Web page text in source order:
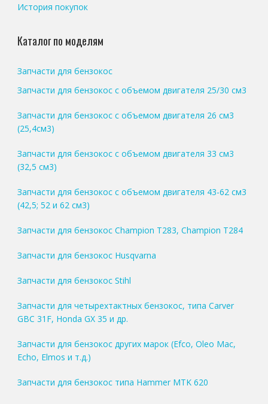
История покупок
Каталог по моделям
Запчасти для бензокос
Запчасти для бензокос с объемом двигателя 25/30 см3
Запчасти для бензокос с объемом двигателя 26 см3
(25,4см3)
Запчасти для бензокос с объемом двигателя 33 см3
(32,5 см3)
Запчасти для бензокос с объемом двигателя 43-62 см3
(42,5; 52 и 62 см3)
Запчасти для бензокос Champion T283, Champion T284
Запчасти для бензокос Husqvarna
Запчасти для бензокос Stihl
Запчасти для четырехтактных бензокос, типа Carver
GBC 31F, Honda GX 35 и др.
Запчасти для бензокос других марок (Efco, Oleo Mac,
Echo, Elmos и т.д.)
Запчасти для бензокос типа Hammer MTK 620